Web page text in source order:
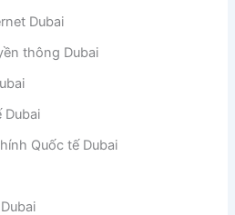
Dubai
thông Dubai
Dubai
Quốc tế Dubai